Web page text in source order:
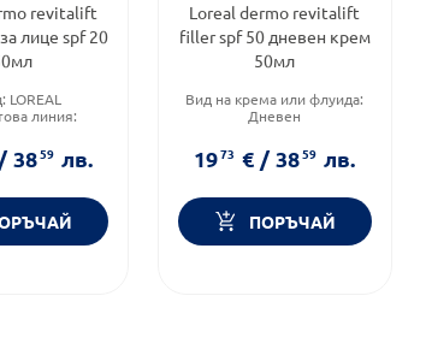
revitalift
лице spf 20
LOREAL
линия:
Антиейдж
/ 3859 лв.
Loreal dermo revitalift
filler spf 50 дневен крем
50мл
Вид на крема или флуида:
Дневен
Функционалност: Антиейдж
1973 € / 3859 лв.
ПОРЪЧАЙ